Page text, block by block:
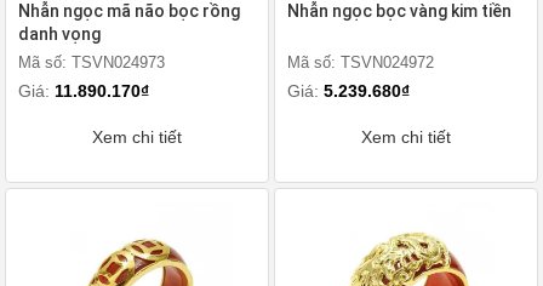
Nhẫn ngọc mã não bọc rồng
danh vọng
Mã số: TSVN024973
Giá: 11.890.170₫
Xem chi tiết
Nhẫn ngọc bọc vàng kim tiền
Mã số: TSVN024972
Giá: 5.239.680₫
Xem chi tiết